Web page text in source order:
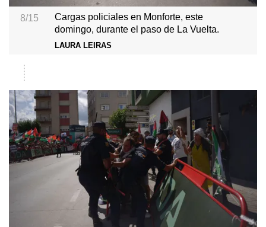
8/15
Cargas policiales en Monforte, este
domingo, durante el paso de La Vuelta.
LAURA LEIRAS